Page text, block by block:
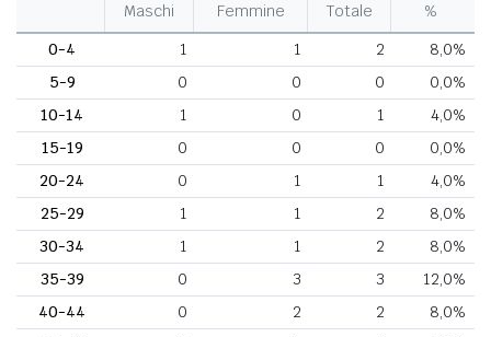
Maschi Femmine Totale
%
0-4
1 1 2
8,0%
5-9
0 0 0
0,0%
10-14
1 0 1
4,0%
15-19
0 0 0
0,0%
20-24
0 1 1
4,0%
25-29
1 1 2
8,0%
30-34
1 1 2
8,0%
35-39
0 3 3
12,0%
40-44
0 2 2
8,0%